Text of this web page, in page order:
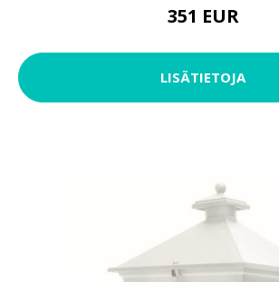
351 EUR
LISÄTIETOJA